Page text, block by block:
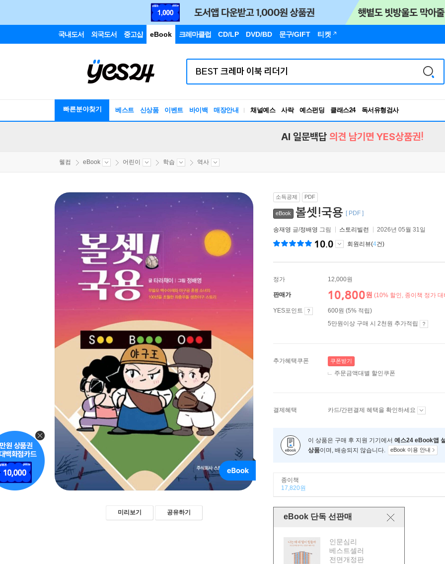
국내도서 외국도서 중고샵 eBook 크레마클럽 CD/LP DVD/BD 문구/GIFT 티켓
빠른분야찾기 베스트 신상품 이벤트 바이백 매장안내 채널예스 사락 예스펀딩 클래스24
독서유형검사
RBTI Lab
AI 일문백답 의견 남기면 YES상품권!
웰컴 eBook 어린이 학습 역사
미리보기 공유하기
소득공제 PDF
eBook 볼셋!국용 [ PDF ]
송재영 글/정배영 그림 스토리빌런 2026년 05월 31일
10.0 회원리뷰(4건)
정가 12,000원
판매가 10,800원 (10% 할인, 종이책 정가
YES포인트
600원 (5% 적립)
5만원이상 구매 시 2천원 추가적립
추가혜택쿠폰 쿠폰받기
주문금액대별 할인쿠폰
결제혜택 카드/간편결제 혜택을 확인하세요
이 상품은 구매 후 지원 기기에서 예스24 eBook앱
상품이며, 배송되지 않습니다. eBook 이용 안내
종이책
17,820원
eBook 단독 선판매
인문심리
베스트셀러
전면개정판